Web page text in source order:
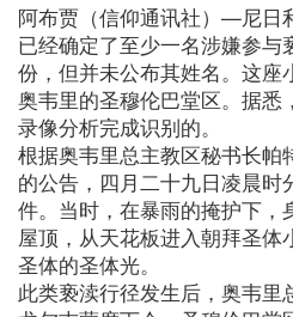
阿布贾（信仰通讯社）—尼日
已经确定了至少一名涉嫌参与
份，但并未公布其姓名。这座
奥韦里的圣穆伦巴堂区。据悉
录像分析完成识别的。
根据奥韦里总主教区秘书长帕
的公告，四月二十九日凌晨时
件。当时，在暴雨的掩护下，
屋顶，从天花板进入朝拜圣体
圣体的圣体光。
此类亵渎行径发生后，奥韦里